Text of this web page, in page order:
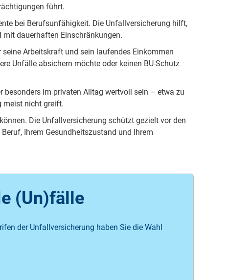
führt.
bei Berufsunfähigkeit. Die Unfallversicherung hilft,
mit dauerhaften Einschränkungen.
Arbeitskraft und sein laufendes Einkommen
Unfälle absichern möchte oder keinen BU-Schutz
besonders im privaten Alltag wertvoll sein – etwa zu
meist nicht greift.
Die Unfallversicherung schützt gezielt vor den
Ihrem Gesundheitszustand und Ihrem
(Un)fälle
der Unfallversicherung haben Sie die Wahl